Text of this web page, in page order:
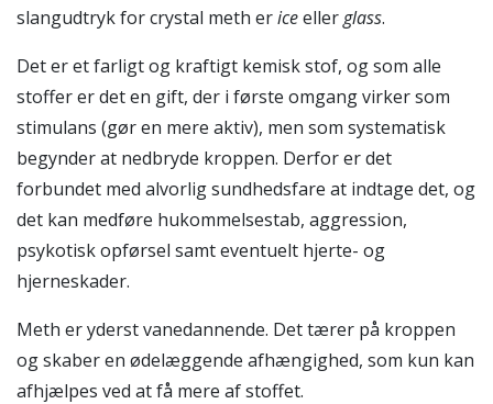
slangudtryk for crystal meth ericeellerglass.
Det er et farligt og kraftigt kemisk stof, og som alle
stoffer er det en gift, der i første omgang virker som
stimulans (gør en mere aktiv), men som systematisk
begynder at nedbryde kroppen. Derfor er det
forbundet med alvorlig sundhedsfare at indtage det, og
det kan medføre hukommelsestab, aggression,
psykotisk opførsel samt eventuelt hjerte- og
hjerneskader.
Meth er yderst vanedannende. Det tærer på kroppen
og skaber en ødelæggende afhængighed, som kun kan
afhjælpes ved at få mere af stoffet.